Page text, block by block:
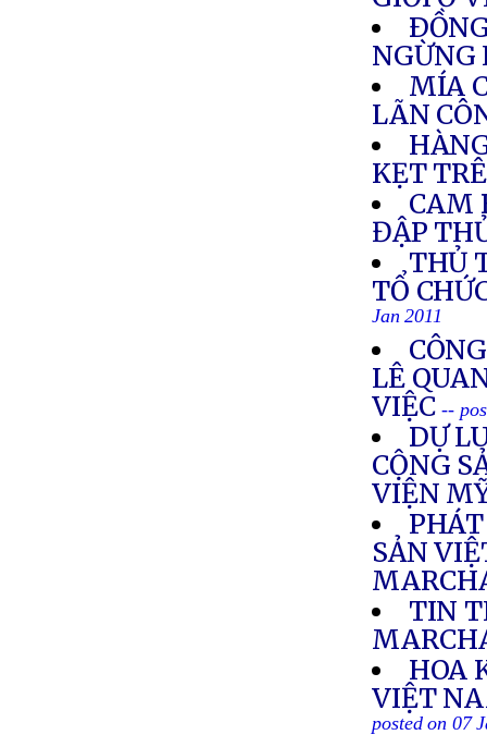
NGỪNG
MÍA
LÃN
KẸT
CAM
ĐẬP
THỦ
TỔ
Jan 2011
LÊ
VIỆC --
DỰ
CỘNG
VIỆN
SẢN
TIN
HOA
VIỆT
posted on 07